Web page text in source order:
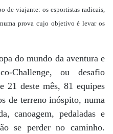
de viajante: os esportistas radicais,
prova cujo objetivo é levar os
do mundo da aventura e
Challenge, ou desafio
21 deste mês, 81 equipes
de terreno inóspito, numa
canoagem, pedaladas e
se perder no caminho.